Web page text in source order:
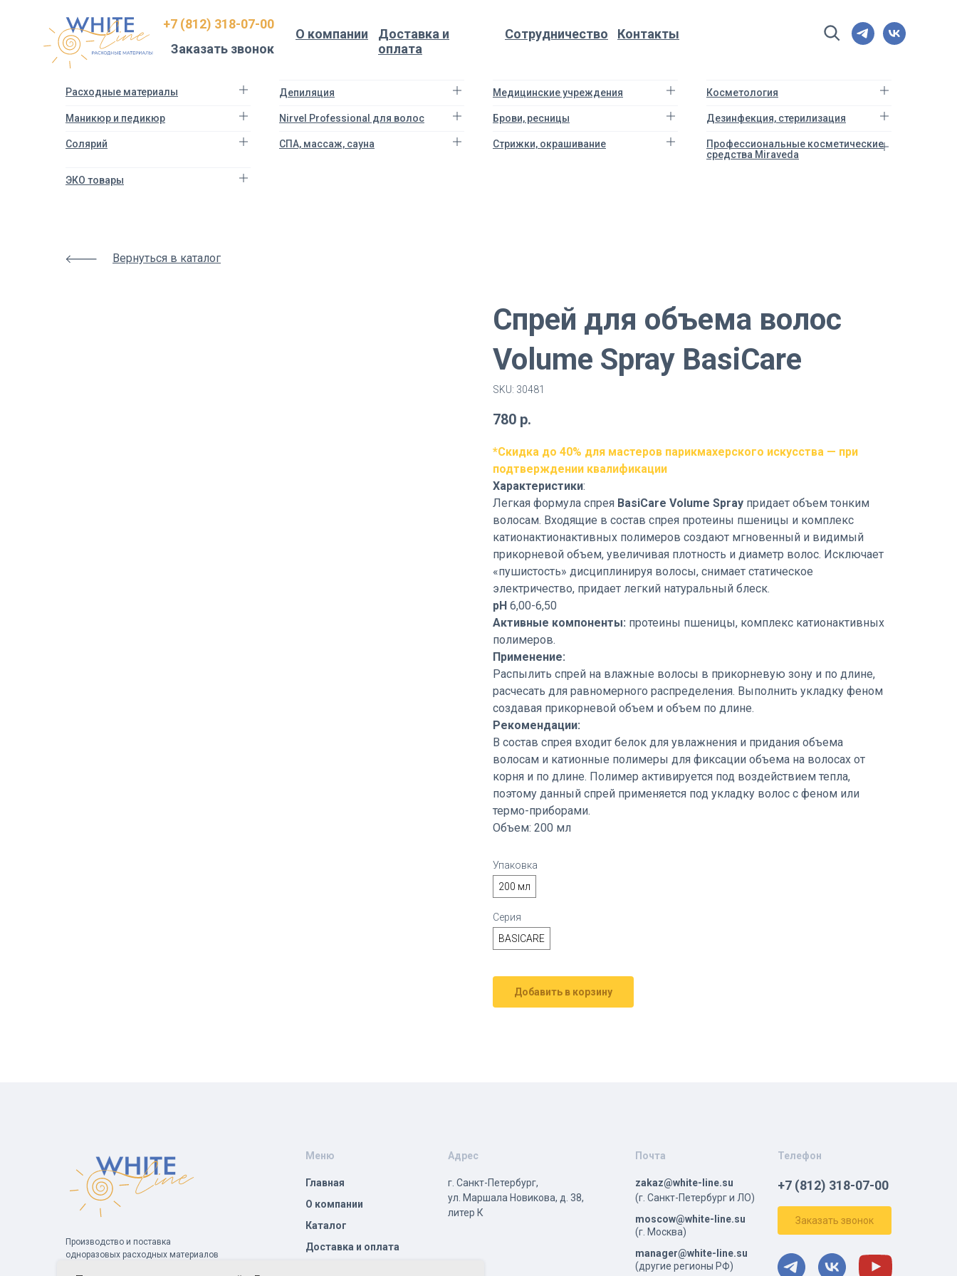
+7 (812) 318-07-00
О компании
Доставка и
оплата
Сотрудничество
Заказать звонок
Контакты
Расходные материалы Депиляция Медицинские учреждения Косметология
Маникюр и педикюр Nirvel Professional для волос Брови, ресницы Дезинфекция, стерилизация
Солярий СПА, массаж, сауна Стрижки, окрашивание
Профессиональные косметические
средства Miraveda
ЭКО товары
Вернуться в каталог
Спрей для объема волос
Volume Spray BasiCare
SKU: 30481
780 р.
Упаковка
200 мл
Серия
BASICARE
Добавить в корзину
*Скидка до 40% для мастеров парикмахерского искусства — при
подтверждении квалификации
Характеристики:
Легкая формула спрея BasiCare Volume Spray придает объем тонким
волосам. Входящие в состав спрея протеины пшеницы и комплекс
катионактионактивных полимеров создают мгновенный и видимый
прикорневой объем, увеличивая плотность и диаметр волос. Исключает
«пушистость» дисциплинируя волосы, снимает статическое
электричество, придает легкий натуральный блеск.
рН 6,00-6,50
Активные компоненты: протеины пшеницы, комплекс катионактивных
полимеров.
Применение:
Распылить спрей на влажные волосы в прикорневую зону и по длине,
расчесать для равномерного распределения. Выполнить укладку феном
создавая прикорневой объем и объем по длине.
Рекомендации:
В состав спрея входит белок для увлажнения и придания объема
волосам и катионные полимеры для фиксации объема на волосах от
корня и по длине. Полимер активируется под воздействием тепла,
поэтому данный спрей применяется под укладку волос с феном или
термо-приборами.
Объем: 200 мл
Производство и поставка
одноразовых расходных материалов
Меню Почта
Адрес Телефон
О компании
Каталог
Доставка и оплата
г. Санкт-Петербург,
ул. Маршала Новикова, д. 38,
литер К
manager@white-line.su
moscow@white-line.su
(г. Санкт-Петербург и ЛО)
zakaz@white-line.su
(другие регионы РФ)
+7 (812) 318-07-00
Заказать звонок
(г. Москва)
Главная